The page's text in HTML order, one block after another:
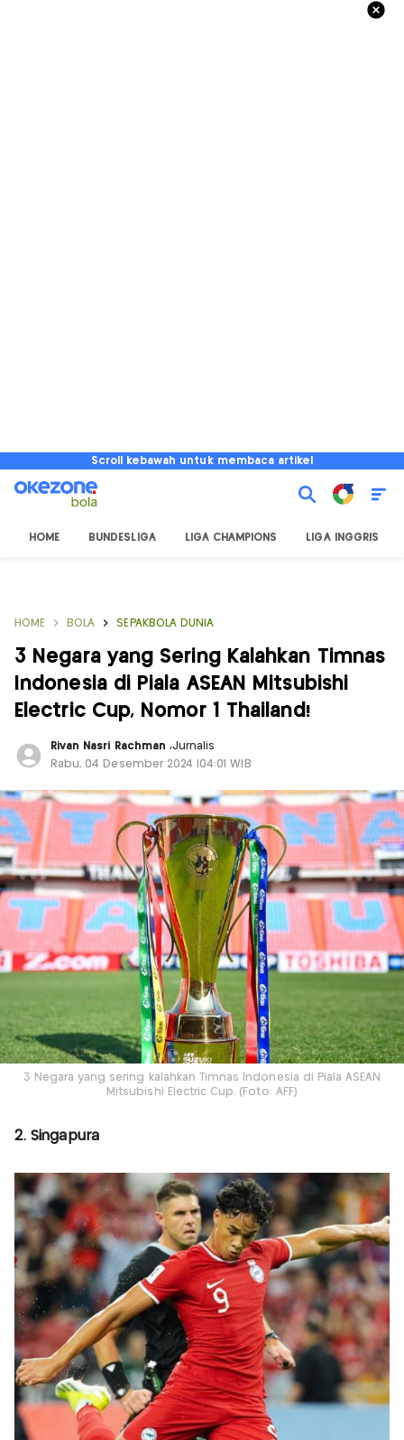
Scroll kebawah untuk membaca artikel
HOME BUNDESLIGA LIGA CHAMPIONS LIGA INGGRIS
HOME BOLA SEPAKBOLA DUNIA
3 Negara yang Sering Kalahkan Timnas
Indonesia di Piala ASEAN Mitsubishi
Electric Cup, Nomor 1 Thailand!
Rivan Nasri Rachman ,Jurnalis
Rabu, 04 Desember 2024 |04:01 WIB
3 Negara yang sering kalahkan Timnas Indonesia di Piala ASEAN
Mitsubishi Electric Cup. (Foto: AFF)
2. Singapura